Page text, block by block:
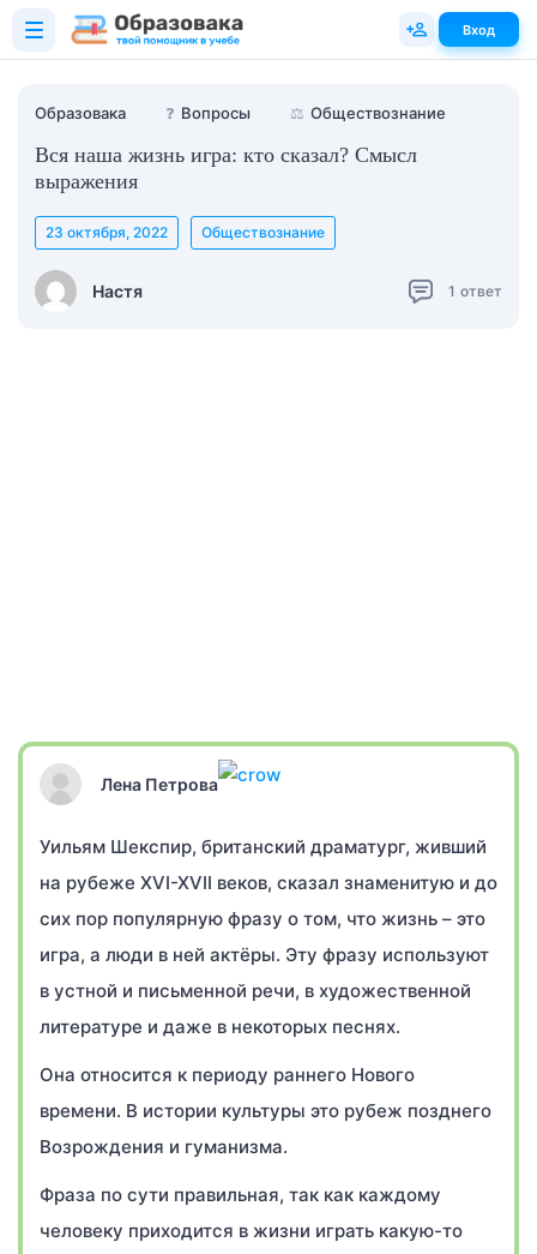
Образовака ❓ Вопросы ⚖️ Обществознание
Вся наша жизнь игра: кто сказал? Смысл
выражения
Настя
23 октября, 2022 Обществознание
1 ответ
Лена Петрова
Уильям Шекспир, британский драматург, живший
на рубеже XVI-XVII веков, сказал знаменитую и до
сих пор популярную фразу о том, что жизнь – это
игра, а люди в ней актёры. Эту фразу используют
в устной и письменной речи, в художественной
литературе и даже в некоторых песнях.
Она относится к периоду раннего Нового
времени. В истории культуры это рубеж позднего
Возрождения и гуманизма.
Фраза по сути правильная, так как каждому
человеку приходится в жизни играть какую-то
Вход